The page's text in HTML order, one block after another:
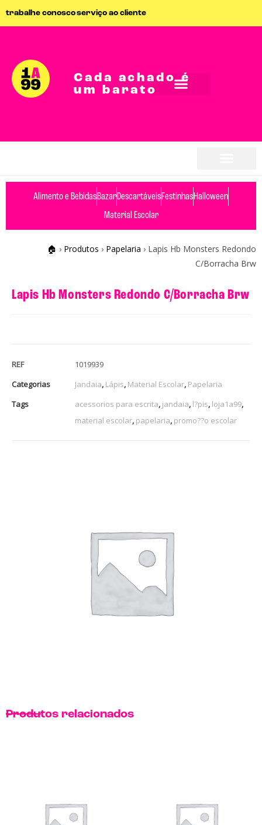
trabalhe conoscoserviço ao cliente
Cada achado é
um barato
Alimento e BebidasBazarDescartáveisFestinhasHalloween
Material Escolar
🏠 › Produtos › Papelaria › Lapis Hb Monsters Redondo
C/Borracha Brw
Lapis Hb Monsters Redondo C/Borracha Brw
REF
1019939
Categorias
Jandaia, Lápis, Material Escolar, Papelaria
Tags
acessorios para escrita, jandaia, l?pis, loja1a99,
material escolar, papelaria, promo??o escolar
Produtos relacionados